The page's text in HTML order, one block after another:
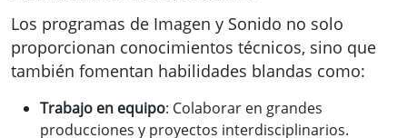
Los programas de Imagen y Sonido no solo
proporcionan conocimientos técnicos, sino que
también fomentan habilidades blandas como:
Trabajo en equipo: Colaborar en grandes
producciones y proyectos interdisciplinarios.